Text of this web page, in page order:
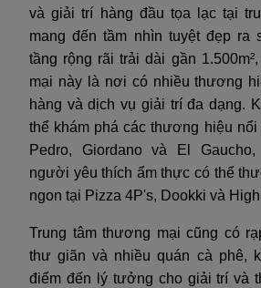
và giải trí hàng đầu tọa lạc tại
mang đến tầm nhìn tuyệt đẹp ra
tầng rộng rãi trải dài gần
mại này là nơi có nhiều thương
hàng và dịch vụ giải trí đa dạng.
thể khám phá các thương hiệu
Pedro, Giordano và El
người yêu thích ẩm thực có thể
ngon tại Pizza 4P's, Dookki và
Trung tâm thương mại cũng có
thư giãn và nhiều quán cà phê,
điểm đến lý tưởng cho giải trí và